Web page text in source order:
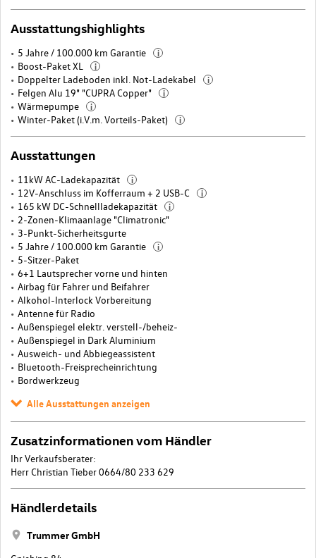
Ausstattungshighlights
5 Jahre / 100.000 km Garantie i
Boost-Paket XL i
Doppelter Ladeboden inkl. Not-Ladekabel i
Felgen Alu 19" "CUPRA Copper" i
Wärmepumpe i
Winter-Paket (i.V.m. Vorteils-Paket) i
Ausstattungen
11kW AC-Ladekapazität i
12V-Anschluss im Kofferraum + 2 USB-C i
165 kW DC-Schnellladekapazität i
2-Zonen-Klimaanlage "Climatronic"
3-Punkt-Sicherheitsgurte
5 Jahre / 100.000 km Garantie
i
5-Sitzer-Paket
6+1 Lautsprecher vorne und hinten
Airbag für Fahrer und Beifahrer
Alkohol-Interlock Vorbereitung
Antenne für Radio
Außenspiegel elektr. verstell-/beheiz-
Außenspiegel in Dark Aluminium
Ausweich- und Abbiegeassistent
Bluetooth-Freisprecheinrichtung
Bordwerkzeug
Alle Ausstattungen anzeigen
Zusatzinformationen vom Händler
Ihr Verkaufsberater:
Herr Christian Tieber 0664/80 233 629
Händlerdetails
Trummer GmbH